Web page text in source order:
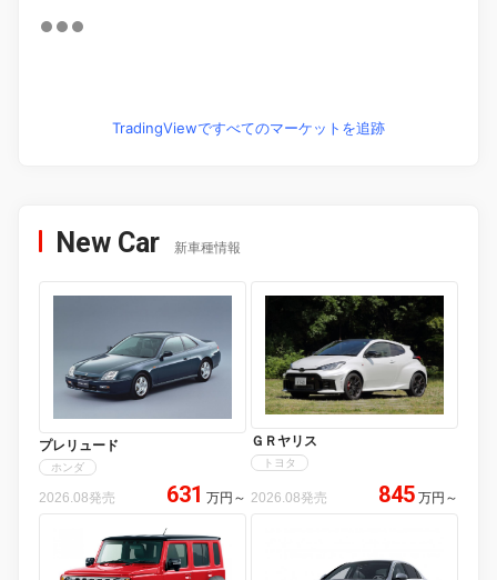
TradingViewですべてのマーケットを追跡
New Car 新車種情報
プレリュード
ホンダ
2026.08発売 631 万円 ～
ＧＲヤリス
トヨタ
2026.08発売 845 万円 ～